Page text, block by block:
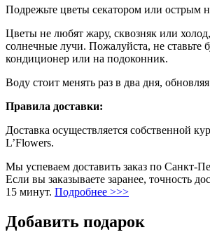
Подрежьте цветы секатором или острым
Цветы не любят жару, сквозняк или
солнечные лучи. Пожалуйста, не ставьте
кондиционер или на подоконник.
Воду стоит менять раз в два дня, обновляя
Правила доставки:
Доставка осуществляется собственной
L’Flowers.
Мы успеваем доставить заказ по Санкт-
Если вы заказываете заранее, точность
15 минут. Подробнее >>>
Добавить подарок